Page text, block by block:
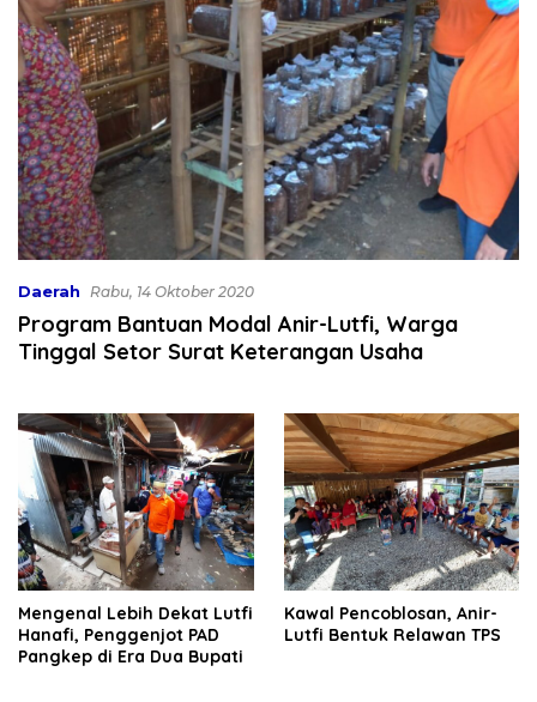
Daerah Rabu, 14 Oktober 2020
Program Bantuan Modal Anir-Lutfi, Warga
Tinggal Setor Surat Keterangan Usaha
Mengenal Lebih Dekat Lutfi
Hanafi, Penggenjot PAD
Pangkep di Era Dua Bupati
Kawal Pencoblosan, Anir-
Lutfi Bentuk Relawan TPS